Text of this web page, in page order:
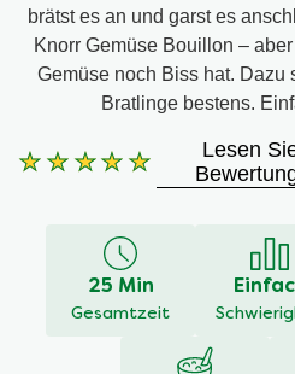
brätst es an und garst es
Knorr Gemüse Bouillon –
Gemüse noch Biss hat. Dazu
Bratlinge bestens.
Die
Bewertung
beträgt
Lesen
25 Min
Gesamtzeit